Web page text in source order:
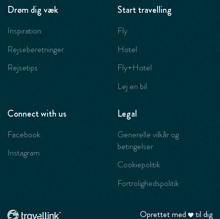
Drøm dig væk
Inspiration
Rejseberetninger
Rejsetips
Start travelling
Fly
Hotel
Fly+Hotel
Lej en bil
Connect with us
Facebook
Instagram
Legal
Generelle vilkår og
betingelser
Cookiepolitik
Fortrolighedspolitik
Oprettet med til dig